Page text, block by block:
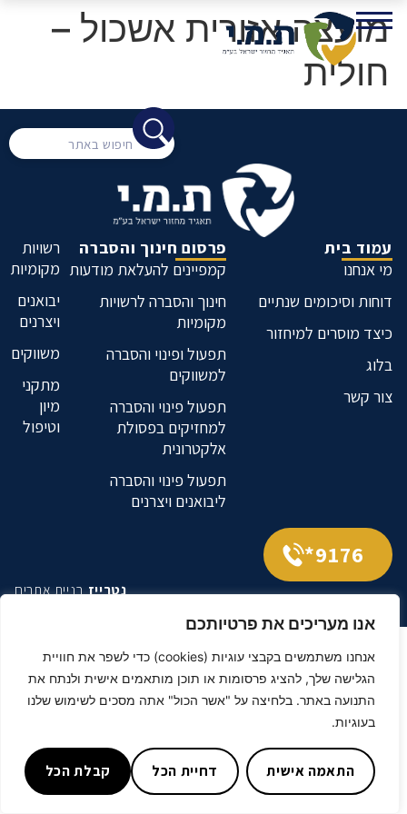
אנו מעריכים את פרטיותכם
אנחנו משתמשים בקבצי עוגיות (cookies) כדי לשפר את חוויית
הגלישה שלך, להציג פרסומות או תוכן מותאמים אישית ולנתח את
התנועה באתר. בלחיצה על "אשר הכול" אתה מסכים לשימוש שלנו
בעוגיות.
התאמה אישית דחיית הכל קבלת הכל
מועצה אזורית אשכול –
חולית
עמוד בית
מי אנחנו
דוחות וסיכומים שנתיים
כיצד מוסרים למיחזור
בלוג
צור קשר
פרסום חינוך והסברה
קמפיינים להעלאת מודעות
חינוך והסברה לרשויות
מקומיות
תפעול ופינוי והסברה
למשווקים
תפעול פינוי והסברה
למחזיקים בפסולת
אלקטרונית
תפעול פינוי והסברה
ליבואנים ויצרנים
רשויות
מקומיות
יבואנים
ויצרנים
משווקים
מתקני
מיון
וטיפול
9176*
נטרייזבניית אתרים